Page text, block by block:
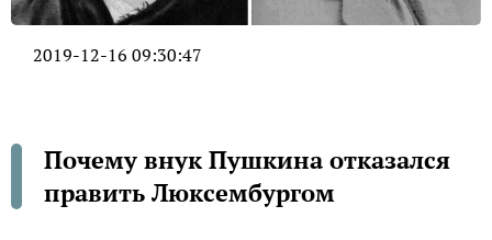
2019-12-16 09:30:47
Почему внук Пушкина отказался
править Люксембургом